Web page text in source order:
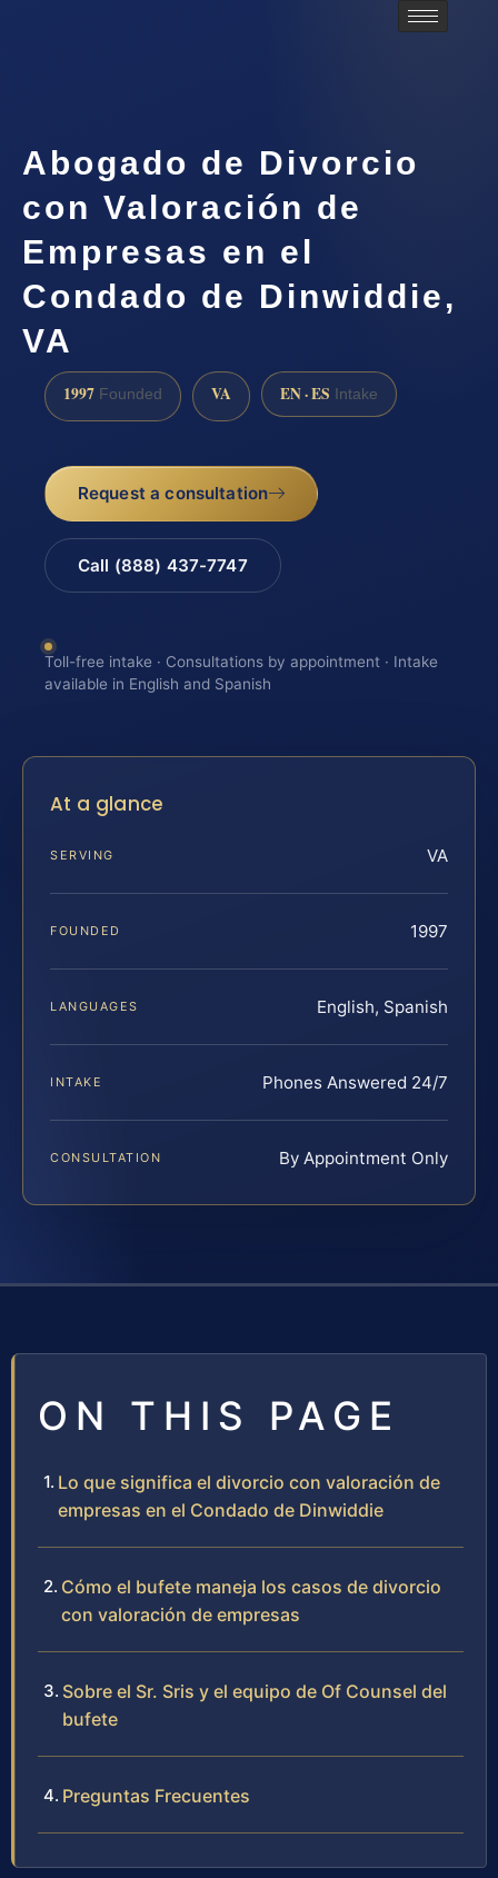
Abogado de Divorcio
con Valoración de
Empresas en el
Condado de Dinwiddie,
VA
1997 Founded VA EN · ES Intake
Request a consultation
Call (888) 437-7747
Toll-free intake · Consultations by appointment · Intake
available in English and Spanish
At a glance
SERVING VA
FOUNDED 1997
LANGUAGES English, Spanish
INTAKE Phones Answered 24/7
CONSULTATION By Appointment Only
ON THIS PAGE
Lo que significa el divorcio con valoración de
empresas en el Condado de Dinwiddie
Cómo el bufete maneja los casos de divorcio
con valoración de empresas
Sobre el Sr. Sris y el equipo de Of Counsel del
bufete
Preguntas Frecuentes